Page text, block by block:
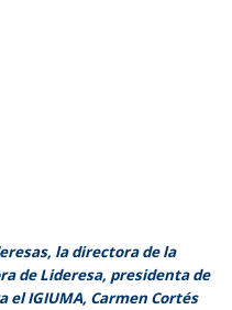
la directora de la
de Lideresa, presidenta de
el IGIUMA, Carmen Cortés